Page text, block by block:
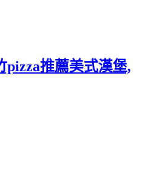
pizza推薦美式漢堡,